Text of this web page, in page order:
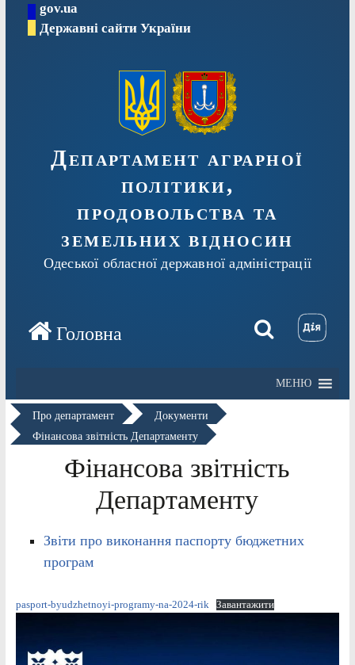
Перейтиgov.ua
Державні сайти України
Департамент аграрної
політики,
продовольства та
земельних відносин
Одеської обласної державної адміністрації
МЕНЮ
Про департамент
Документи
Фінансова звітність Департаменту
Фінансова звітність
Департаменту
Звіти про виконання паспорту бюджетних
програм
pasport-byudzhetnoyi-programy-na-2024-rik Завантажити